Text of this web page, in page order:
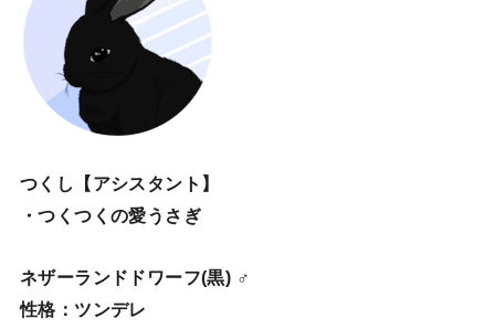
つくし【アシスタント】
・つくつくの愛うさぎ
ネザーランドドワーフ(黒) ♂
性格：ツンデレ